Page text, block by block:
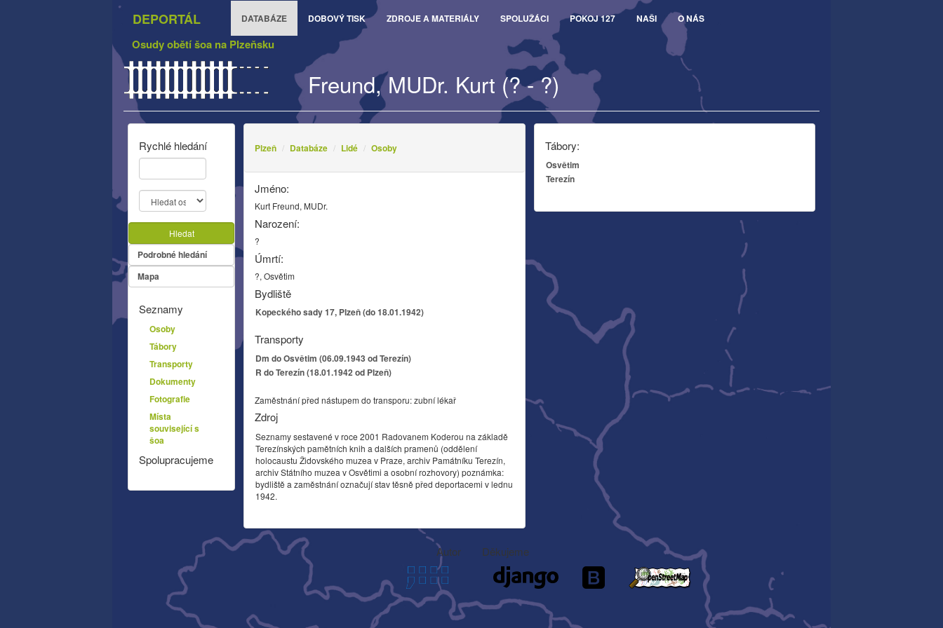
DEPORTÁL DATABÁZE DOBOVÝ TISK ZDROJE A MATERIÁLY SPOLUŽÁCI POKOJ 127 NAŠI O NÁS
Osudy obětí šoa na Plzeňsku
Freund, MUDr. Kurt (? - ?)
Tábory:
Osvětim
Terezín
Plzeň Databáze Lidé Osoby
Jméno:
Kurt Freund, MUDr.
Narození:
?
Úmrtí:
?, Osvětim
Bydliště
Kopeckého sady 17, Plzeň (do 18.01.1942)
Transporty
Dm do Osvětim (06.09.1943 od Terezín)
R do Terezín (18.01.1942 od Plzeň)
Zaměstnání před nástupem do transporu: zubní lékař
Zdroj
Seznamy sestavené v roce 2001 Radovanem Koderou na základě
Terezínských pamětních knih a dalších pramenů (oddělení
holocaustu Židovského muzea v Praze, archiv Památníku Terezín,
archiv Státního muzea v Osvětimi a osobní rozhovory) poznámka:
bydliště a zaměstnání označují stav těsně před deportacemi v lednu
1942.
Rychlé hledání
Hledat
Podrobné hledání
Mapa
Seznamy
Osoby
Tábory
Transporty
Dokumenty
Fotografie
Místa
související s
šoa
Spolupracujeme
Autor Děkujeme